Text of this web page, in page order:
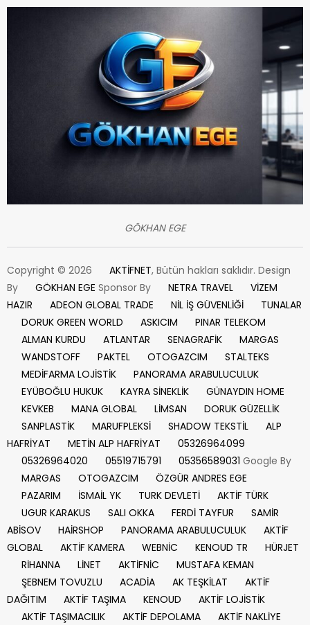
GÖKHAN EGE
Copyright © 2026 AKTİFNET, Bütün hakları saklıdır. Design
By
GÖKHAN EGE Sponsor By NETRA TRAVEL
VİZEM
HAZIR
ADEON GLOBAL TRADE NİL İŞ GÜVENLİĞİ
TUNALAR
DORUK GREEN WORLD
ASKICIM
PINAR TELEKOM
ALMAN KURDU
ATLANTAR SENAGRAFİK
MARGAS
WANDSTOFF
PAKTEL OTOGAZCIM
STALTEKS
MEDİFARMA LOJİSTİK
PANORAMA ARABULUCULUK
EYÜBOĞLU HUKUK
KAYRA SİNEKLİK
GÜNAYDIN HOME
KEVKEB
MANA GLOBAL LİMSAN
DORUK GÜZELLİK
SANPLASTİK
MARUFPLEKSİ SHADOW TEKSTİL
ALP
HAFRİYAT
METİN ALP HAFRİYAT
05326964099
05326964020
05519715791 05356589031 Google By
MARGAS
OTOGAZCIM
ÖZGÜR ANDRES EGE
PAZARIM
İSMAİL YK TURK DEVLETİ
AKTİF TÜRK
UGUR KARAKUS
SALI OKKA FERDİ TAYFUR
SAMİR
ABİSOV
HAİRSHOP PANORAMA ARABULUCULUK
AKTİF
GLOBAL
AKTİF KAMERA WEBNİC KENOUD TR
HÜRJET
RİHANNA
LİNET AKTİFNİC
MUSTAFA KEMAN
ŞEBNEM TOVUZLU
ACADİA AK TEŞKİLAT
AKTİF
DAĞITIM
AKTİF TAŞIMA KENOUD
AKTİF LOJİSTİK
AKTİF TAŞIMACILIK
AKTİF DEPOLAMA
AKTİF NAKLİYE